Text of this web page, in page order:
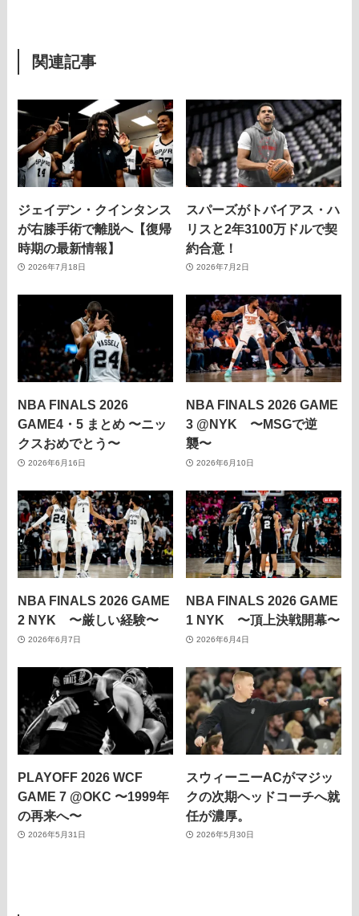
関連記事
ジェイデン・クインタンス
が右膝手術で離脱へ【復帰
時期の最新情報】
2026年7月18日
スパーズがトバイアス・ハ
リスと2年3100万ドルで契
約合意！
2026年7月2日
NBA FINALS 2026
GAME4・5 まとめ 〜ニッ
クスおめでとう〜
2026年6月16日
NBA FINALS 2026 GAME
3 @NYK 〜MSGで逆
襲〜
2026年6月10日
NBA FINALS 2026 GAME
2 NYK 〜厳しい経験〜
2026年6月7日
NBA FINALS 2026 GAME
1 NYK 〜頂上決戦開幕〜
2026年6月4日
PLAYOFF 2026 WCF
GAME 7 @OKC 〜1999年
の再来へ〜
2026年5月31日
スウィーニーACがマジッ
クの次期ヘッドコーチへ就
任が濃厚。
2026年5月30日